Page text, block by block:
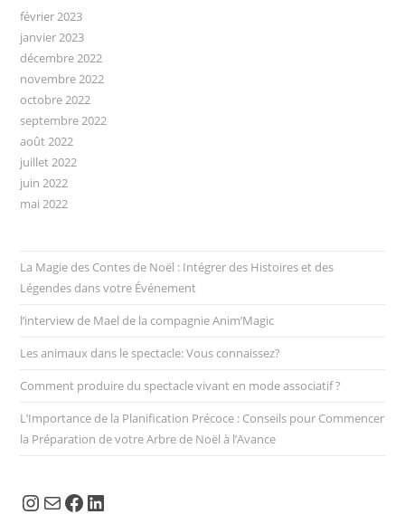
février 2023
janvier 2023
décembre 2022
novembre 2022
octobre 2022
septembre 2022
août 2022
juillet 2022
juin 2022
mai 2022
La Magie des Contes de Noël : Intégrer des Histoires et des
Légendes dans votre Événement
l’interview de Mael de la compagnie Anim’Magic
Les animaux dans le spectacle: Vous connaissez?
Comment produire du spectacle vivant en mode associatif ?
L’Importance de la Planification Précoce : Conseils pour Commencer
la Préparation de votre Arbre de Noël à l’Avance
Instagram
E-mailFacebook
LinkedIn